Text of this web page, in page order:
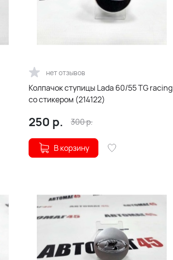
нет отзывов
Колпачок ступицы Lada 60/55 TG racing
со стикером (214122)
250 р. 300р.
В корзину